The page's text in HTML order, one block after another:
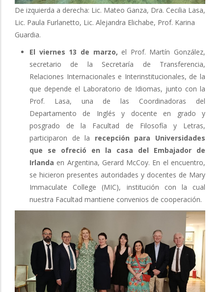
De izquierda a derecha: Lic. Mateo Ganza, Dra. Cecilia Lasa,
Lic. Paula Furlanetto, Lic. Alejandra Elichabe, Prof. Karina
Guardia.
El viernes 13 de marzo, el Prof. Martín González,
secretario de la Secretaría de Transferencia,
Relaciones Internacionales e Interinstitucionales, de la
que depende el Laboratorio de Idiomas, junto con la
Prof. Lasa, una de las Coordinadoras del
Departamento de Inglés y docente en grado y
posgrado de la Facultad de Filosofía y Letras,
participaron de la recepción para Universidades
que se ofreció en la casa del Embajador de
Irlanda en Argentina, Gerard McCoy. En el encuentro,
se hicieron presentes autoridades y docentes de Mary
Immaculate College (MIC), institución con la cual
nuestra Facultad mantiene convenios de cooperación.